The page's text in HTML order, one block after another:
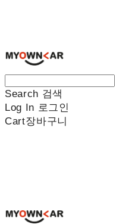
Search 검색
Log In 로그인
Cart장바구니